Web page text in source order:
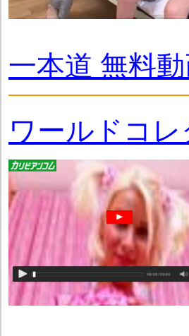
一本道 無料
ワールドコ